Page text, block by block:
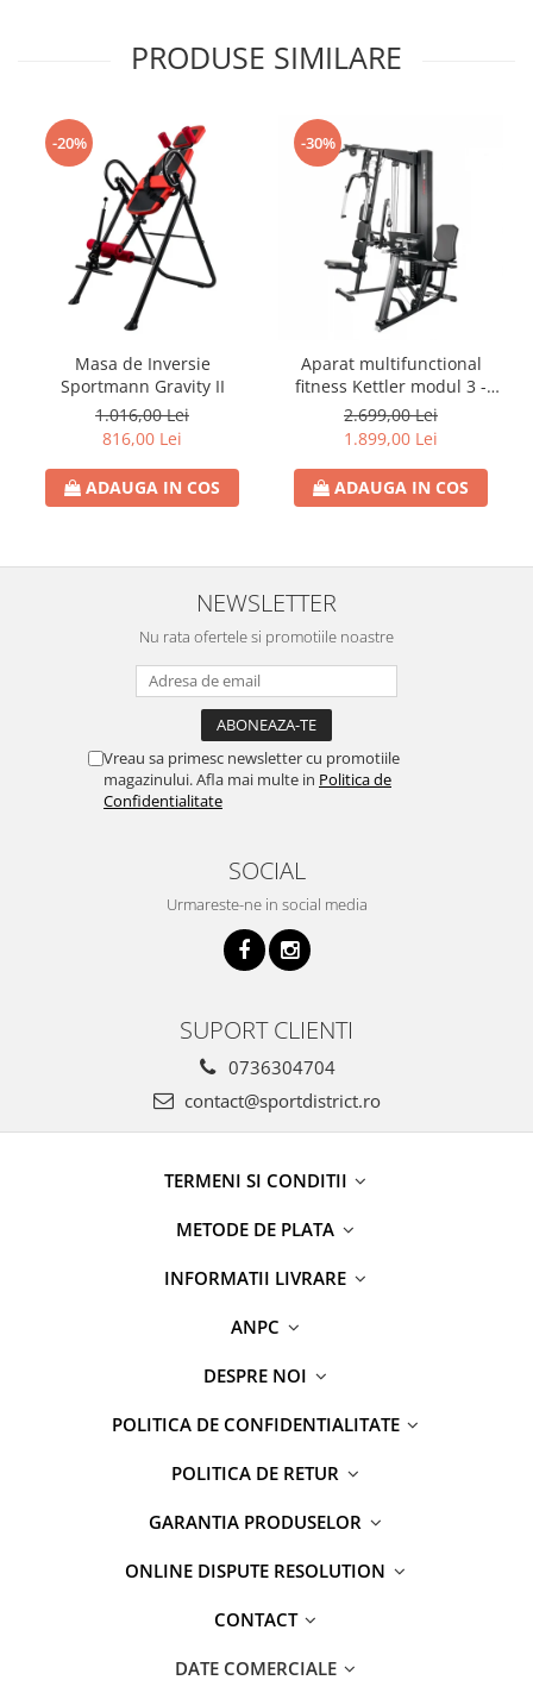
PRODUSE SIMILARE
-20%
Masa de Inversie
Sportmann Gravity II
1.016,00 Lei
816,00 Lei
ADAUGA IN COS
-30%
Aparat multifunctional
fitness Kettler modul 3 -
KINETIC SYSTEM
2.699,00 Lei
1.899,00 Lei
ADAUGA IN COS
NEWSLETTER
Nu rata ofertele si promotiile noastre
Vreau sa primesc newsletter cu promotiile
magazinului. Afla mai multe in Politica de
Confidentialitate
SOCIAL
Urmareste-ne in social media
SUPORT CLIENTI
0736304704
contact@sportdistrict.ro
TERMENI SI CONDITII
METODE DE PLATA
INFORMATII LIVRARE
ANPC
DESPRE NOI
POLITICA DE CONFIDENTIALITATE
POLITICA DE RETUR
GARANTIA PRODUSELOR
ONLINE DISPUTE RESOLUTION
CONTACT
DATE COMERCIALE